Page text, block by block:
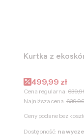
Cena
499,99 zł
Cena regularna:
Najniższa cena:
Ceny podane bez
Dostępność: na